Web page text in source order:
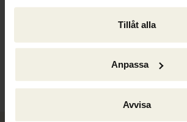
Tillåt alla
Anpassa
Avvisa
Ackordscentralen Nyheter nr 1 2026